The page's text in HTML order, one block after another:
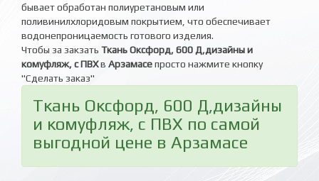
бывает обработан полиуретановым или
поливинилхлоридовым покрытием, что обеспечивает
водонепроницаемость готового изделия.
Чтобы за закзать Ткань Оксфорд, 600 Д,дизайны и
комуфляж, с ПВХв Арзамасепросто нажмите кнопку
"Сделать заказ"
Ткань Оксфорд, 600 Д,дизайны
и комуфляж, с ПВХ по самой
выгодной цене в Арзамасе